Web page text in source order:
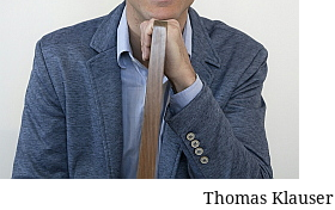
Thomas Klauser